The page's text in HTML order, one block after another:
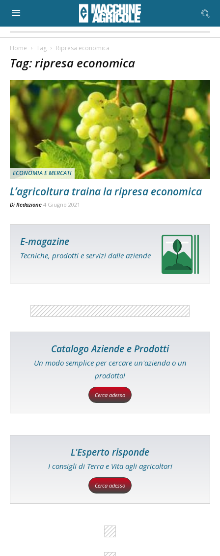
Home Tag Ripresa economica
Tag: ripresa economica
ECONOMIA E MERCATI
L’agricoltura traina la ripresa economica
Di Redazione 4 Giugno 2021
E-magazine
Tecniche, prodotti e servizi dalle aziende
Catalogo Aziende e Prodotti
Un modo semplice per cercare un'azienda o un
prodotto!
Cerca adesso
L'Esperto risponde
I consigli di Terra e Vita agli agricoltori
Cerca adesso